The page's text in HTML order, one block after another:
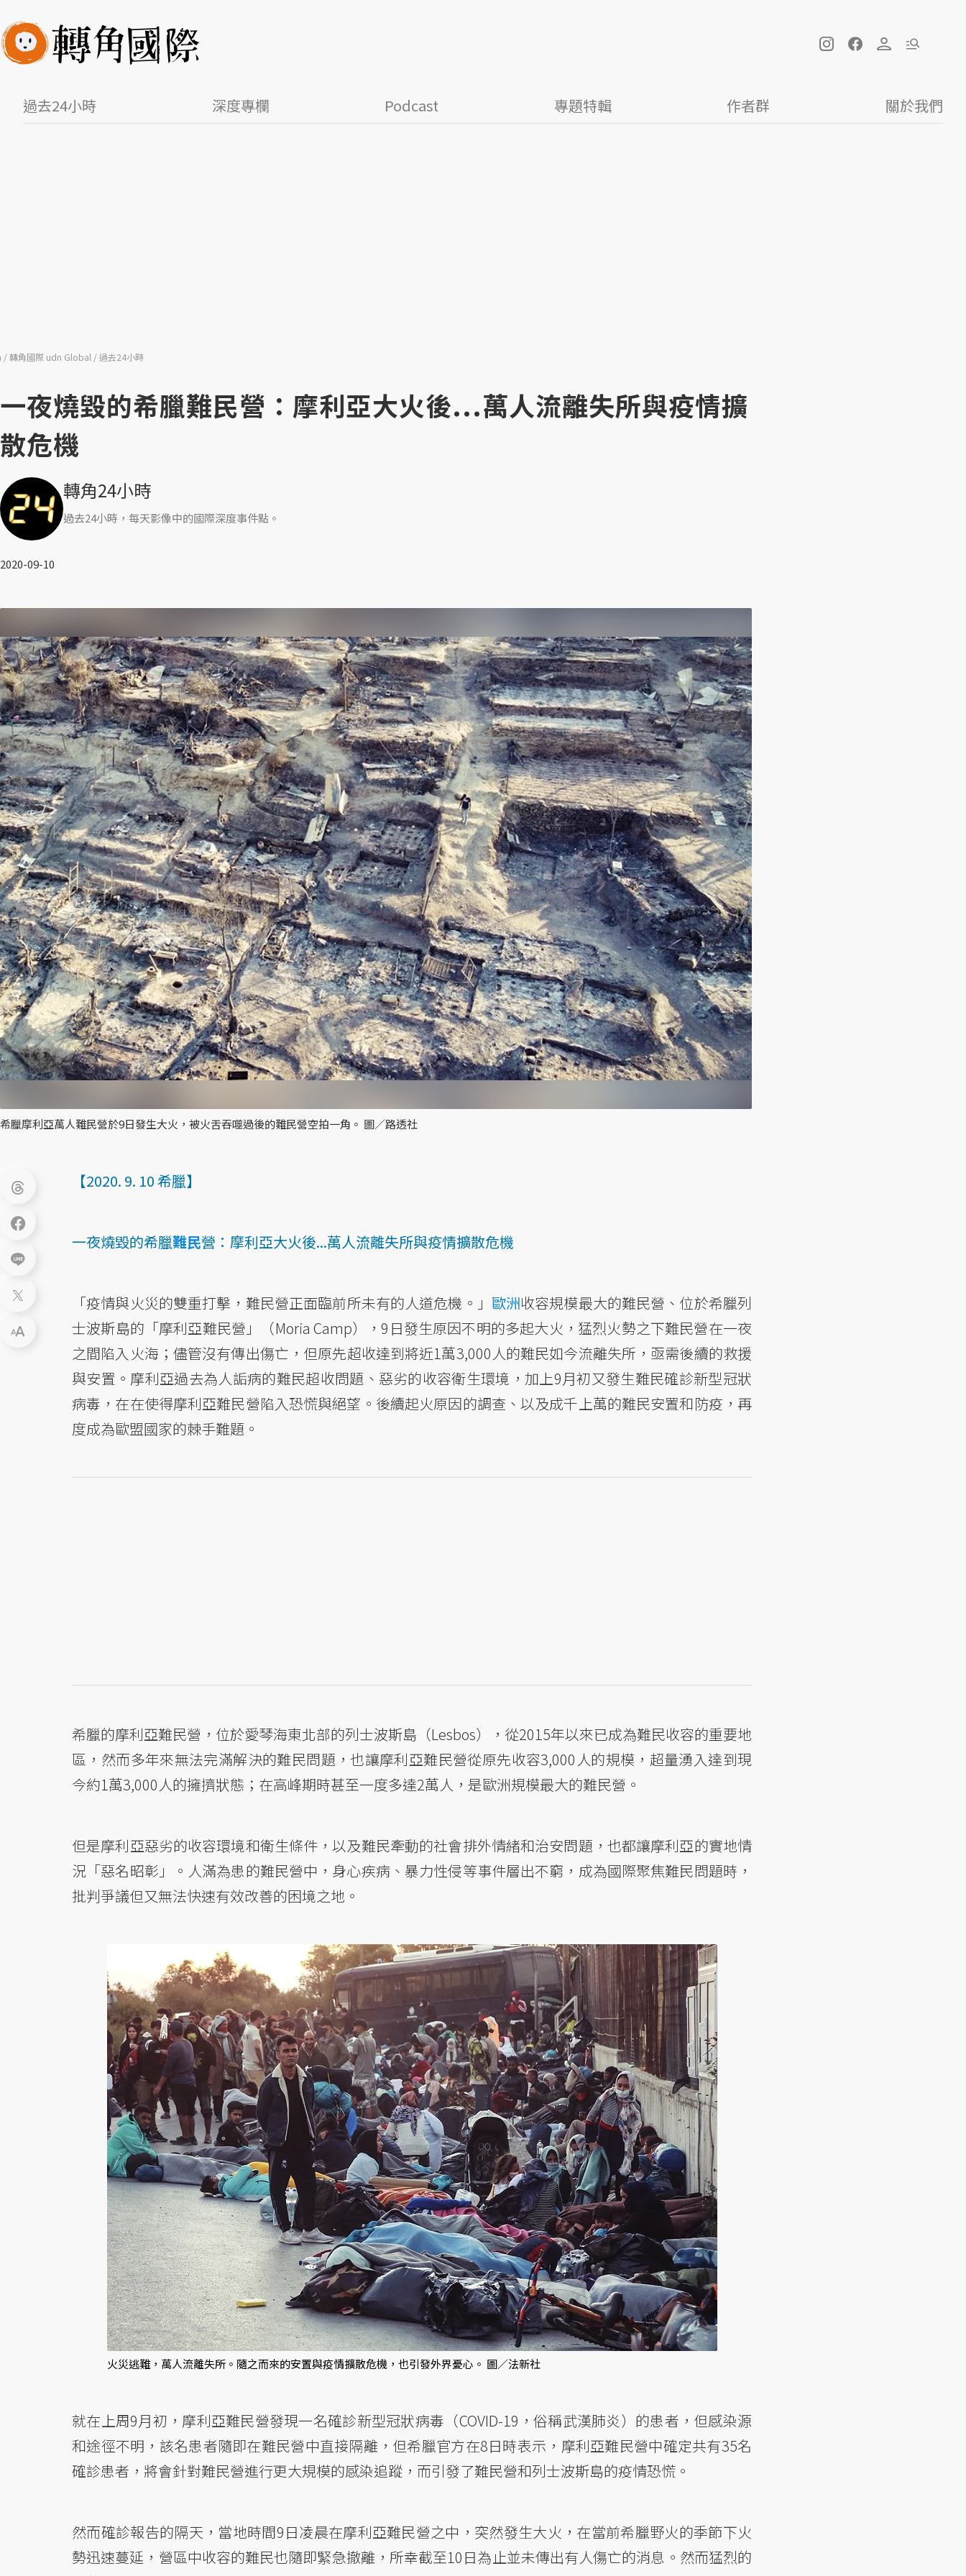
過去24小時 深度專欄 Podcast 專題特輯 作者群 關於我們
轉角國際 udn Global 過去24小時
一夜燒毀的希臘難民營：摩利亞大火後...萬人流離失所與疫情擴
散危機
轉角24小時
過去24小時，每天影像中的國際深度事件點。
2020-09-10
希臘摩利亞萬人難民營於9日發生大火，被火舌吞噬過後的難民營空拍一角。 圖／路透社
【2020. 9. 10 希臘】
一夜燒毀的希臘難民營：摩利亞大火後...萬人流離失所與疫情擴散危機
「疫情與火災的雙重打擊，難民營正面臨前所未有的人道危機。」 歐洲收容規模最大的難民營、位於希臘列
士波斯島的「摩利亞難民營」（Moria Camp），9日發生原因不明的多起大火，猛烈火勢之下難民營在一夜
之間陷入火海；儘管沒有傳出傷亡，但原先超收達到將近1萬3,000人的難民如今流離失所，亟需後續的救援
與安置。摩利亞過去為人詬病的難民超收問題、惡劣的收容衛生環境，加上9月初又發生難民確診新型冠狀
病毒，在在使得摩利亞難民營陷入恐慌與絕望。後續起火原因的調查、以及成千上萬的難民安置和防疫，再
度成為歐盟國家的棘手難題。
希臘的摩利亞難民營，位於愛琴海東北部的列士波斯島（Lesbos），從2015年以來已成為難民收容的重要地
區，然而多年來無法完滿解決的難民問題，也讓摩利亞難民營從原先收容3,000人的規模，超量湧入達到現
今約1萬3,000人的擁擠狀態；在高峰期時甚至一度多達2萬人，是歐洲規模最大的難民營。
但是摩利亞惡劣的收容環境和衛生條件，以及難民牽動的社會排外情緒和治安問題，也都讓摩利亞的實地情
況「惡名昭彰」。人滿為患的難民營中，身心疾病、暴力性侵等事件層出不窮，成為國際聚焦難民問題時，
批判爭議但又無法快速有效改善的困境之地。
火災逃難，萬人流離失所。隨之而來的安置與疫情擴散危機，也引發外界憂心。 圖／法新社
就在上周9月初，摩利亞難民營發現一名確診新型冠狀病毒（COVID-19，俗稱武漢肺炎）的患者，但感染源
和途徑不明，該名患者隨即在難民營中直接隔離，但希臘官方在8日時表示，摩利亞難民營中確定共有35名
確診患者，將會針對難民營進行更大規模的感染追蹤，而引發了難民營和列士波斯島的疫情恐慌。
然而確診報告的隔天，當地時間9日凌晨在摩利亞難民營之中，突然發生大火，在當前希臘野火的季節下火
勢迅速蔓延，營區中收容的難民也隨即緊急撤離，所幸截至10日為止並未傳出有人傷亡的消息。然而猛烈的